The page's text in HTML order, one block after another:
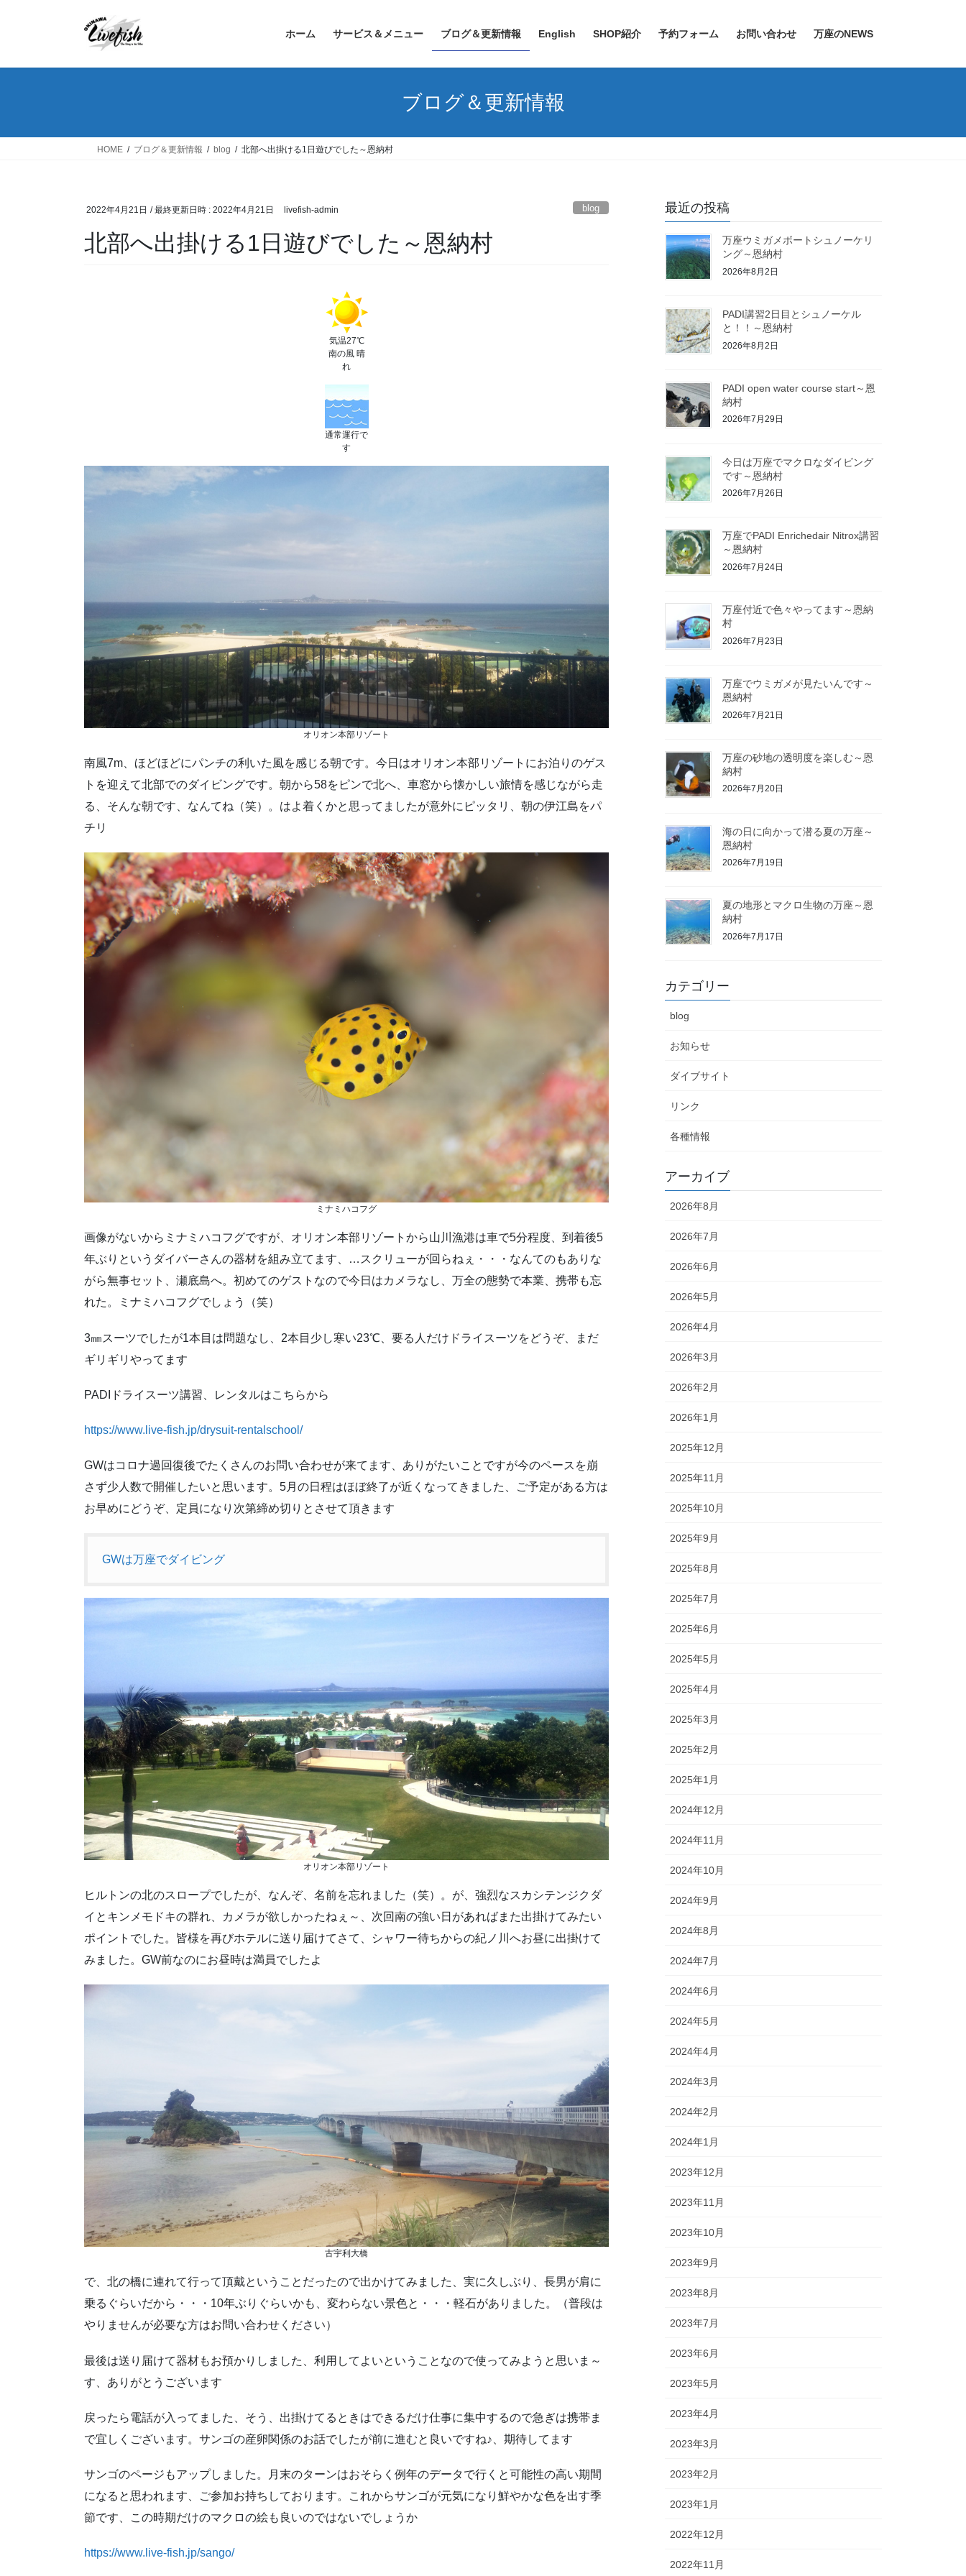
ホーム サービス＆メニュー ブログ＆更新情報 English SHOP紹介 予約フォーム お問い合わせ 万座のNEWS
ブログ＆更新情報
HOME ブログ＆更新情報 blog 北部へ出掛ける1日遊びでした～恩納村
2022年4月21日 / 最終更新日時 : 2022年4月21日 livefish-admin blog
北部へ出掛ける1日遊びでした～恩納村
気温27℃
南の風 晴
れ
通常運行で
す
オリオン本部リゾート
南風7m、ほどほどにパンチの利いた風を感じる朝です。今日はオリオン本部リゾートにお泊りのゲス
トを迎えて北部でのダイビングです。朝から58をピンで北へ、車窓から懐かしい旅情を感じながら走
る、そんな朝です、なんてね（笑）。はよ着くかと思ってましたが意外にピッタリ、朝の伊江島をパ
チリ
ミナミハコフグ
画像がないからミナミハコフグですが、オリオン本部リゾートから山川漁港は車で5分程度、到着後5
年ぶりというダイバーさんの器材を組み立てます、…スクリューが回らねぇ・・・なんてのもありな
がら無事セット、瀬底島へ。初めてのゲストなので今日はカメラなし、万全の態勢で本業、携帯も忘
れた。ミナミハコフグでしょう（笑）
3㎜スーツでしたが1本目は問題なし、2本目少し寒い23℃、要る人だけドライスーツをどうぞ、まだ
ギリギリやってます
PADIドライスーツ講習、レンタルはこちらから
https://www.live-fish.jp/drysuit-rentalschool/
GWはコロナ過回復後でたくさんのお問い合わせが来てます、ありがたいことですが今のペースを崩
さず少人数で開催したいと思います。5月の日程はほぼ終了が近くなってきました、ご予定がある方は
お早めにどうぞ、定員になり次第締め切りとさせて頂きます
GWは万座でダイビング
オリオン本部リゾート
ヒルトンの北のスロープでしたが、なんぞ、名前を忘れました（笑）。が、強烈なスカシテンジクダ
イとキンメモドキの群れ、カメラが欲しかったねぇ～、次回南の強い日があればまた出掛けてみたい
ポイントでした。皆様を再びホテルに送り届けてさて、シャワー待ちからの紀ノ川へお昼に出掛けて
みました。GW前なのにお昼時は満員でしたよ
古宇利大橋
で、北の橋に連れて行って頂戴ということだったので出かけてみました、実に久しぶり、長男が肩に
乗るぐらいだから・・・10年ぶりぐらいかも、変わらない景色と・・・軽石がありました。（普段は
やりませんが必要な方はお問い合わせください）
最後は送り届けて器材もお預かりしました、利用してよいということなので使ってみようと思いま～
す、ありがとうございます
戻ったら電話が入ってました、そう、出掛けてるときはできるだけ仕事に集中するので急ぎは携帯ま
で宜しくございます。サンゴの産卵関係のお話でしたが前に進むと良いですね♪、期待してます
サンゴのページもアップしました。月末のターンはおそらく例年のデータで行くと可能性の高い期間
になると思われます、ご参加お持ちしております。これからサンゴが元気になり鮮やかな色を出す季
節です、この時期だけのマクロの絵も良いのではないでしょうか
https://www.live-fish.jp/sango/
最近の投稿
万座ウミガメボートシュノーケリ
ング～恩納村
2026年8月2日
PADI講習2日目とシュノーケル
と！！～恩納村
2026年8月2日
PADI open water course start～恩
納村
2026年7月29日
今日は万座でマクロなダイビング
です～恩納村
2026年7月26日
万座でPADI Enrichedair Nitrox講習
～恩納村
2026年7月24日
万座付近で色々やってます～恩納
村
2026年7月23日
万座でウミガメが見たいんです～
恩納村
2026年7月21日
万座の砂地の透明度を楽しむ～恩
納村
2026年7月20日
海の日に向かって潜る夏の万座～
恩納村
2026年7月19日
夏の地形とマクロ生物の万座～恩
納村
2026年7月17日
カテゴリー
blog
お知らせ
ダイブサイト
リンク
各種情報
アーカイブ
2026年8月
2026年7月
2026年6月
2026年5月
2026年4月
2026年3月
2026年2月
2026年1月
2025年12月
2025年11月
2025年10月
2025年9月
2025年8月
2025年7月
2025年6月
2025年5月
2025年4月
2025年3月
2025年2月
2025年1月
2024年12月
2024年11月
2024年10月
2024年9月
2024年8月
2024年7月
2024年6月
2024年5月
2024年4月
2024年3月
2024年2月
2024年1月
2023年12月
2023年11月
2023年10月
2023年9月
2023年8月
2023年7月
2023年6月
2023年5月
2023年4月
2023年3月
2023年2月
2023年1月
2022年12月
2022年11月